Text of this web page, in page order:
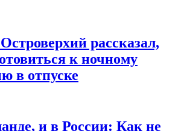
рассказал,
к ночному
в отпуске
и в России: Как не